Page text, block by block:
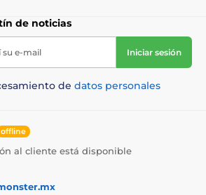
de noticias
su e-mail Iniciar sesión
de datos personales
offline
al cliente está disponible